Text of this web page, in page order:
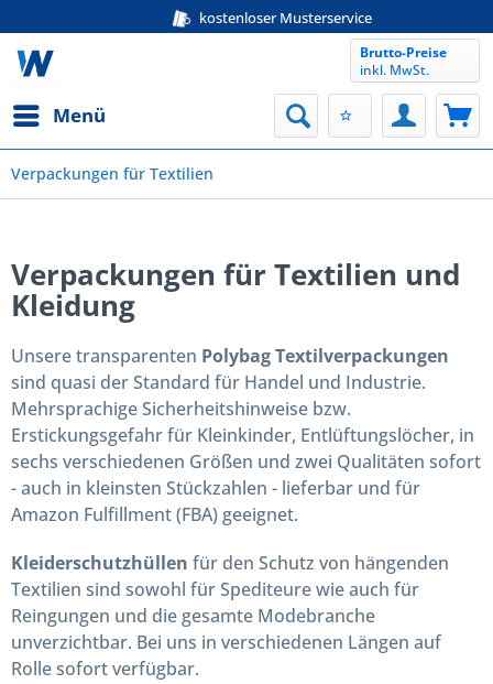
kostenloser Musterservice
Menü
Brutto-Preise
inkl. MwSt.
Verpackungen für Textilien
Verpackungen für Textilien und
Kleidung
Unsere transparenten Polybag Textilverpackungen
sind quasi der Standard für Handel und Industrie.
Mehrsprachige Sicherheitshinweise bzw.
Erstickungsgefahr für Kleinkinder, Entlüftungslöcher, in
sechs verschiedenen Größen und zwei Qualitäten sofort
- auch in kleinsten Stückzahlen - lieferbar und für
Amazon Fulfillment (FBA) geeignet.
Kleiderschutzhüllen für den Schutz von hängenden
Textilien sind sowohl für Spediteure wie auch für
Reingungen und die gesamte Modebranche
unverzichtbar. Bei uns in verschiedenen Längen auf
Rolle sofort verfügbar.